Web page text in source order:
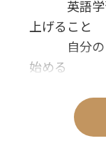
英語学習
上げること
自分の「
始める
語学に
決め手は